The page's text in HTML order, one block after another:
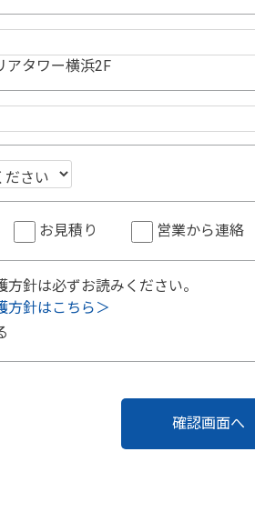
アタワー横浜2F
お見積り 営業から連絡
方針は必ずお読みください。
方針はこちら＞